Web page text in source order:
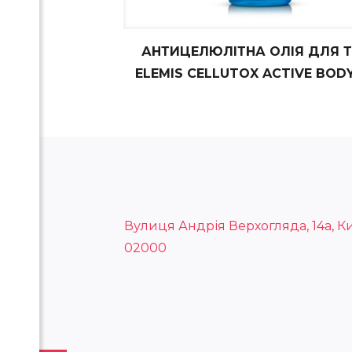
АНТИЦЕЛЮЛІТНА ОЛІЯ ДЛЯ
ELEMIS CELLUTOX ACTIVE
Вулиця Андрія Верхогляда, 14а,
02000